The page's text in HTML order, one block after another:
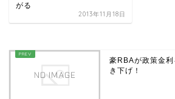
がる
2013年11月18日
豪RBAが政策金
き下げ！